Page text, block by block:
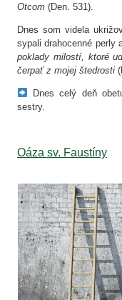
Otcom (Den. 531).
Dnes som videla
sypali drahocenné
poklady milostí, ktoré
čerpať z mojej štedrosti
Dnes celý deň
sestry.
Oáza sv. Faustíny